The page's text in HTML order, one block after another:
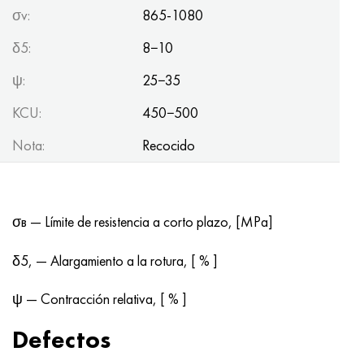
σv:
865-1080
δ5:
8−10
ψ:
25−35
KCU:
450−500
Nota:
Recocido
σв — Límite de resistencia a corto plazo, [MPa]
δ5, — Alargamiento a la rotura, [ % ]
ψ — Contracción relativa, [ % ]
Defectos